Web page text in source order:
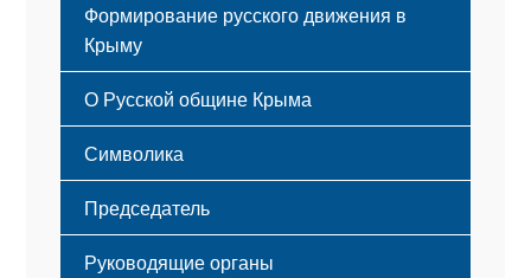
Формирование русского движения в
Крыму
Русский Крым
О Русской общине Крыма
Этапы становления
Принципы деятельности
Структура
Мероприятия
Символика
Флаг
Герб
Гимн
Председатель
Руководящие органы